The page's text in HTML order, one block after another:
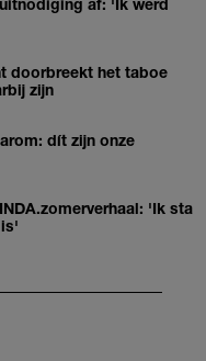
af: 'Ik werd
doorbreekt het taboe
zijn
dít zijn onze
'Ik sta